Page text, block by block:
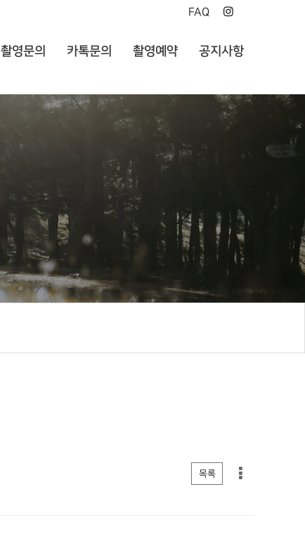
FAQ
촬영문의 카톡문의 촬영예약 공지사항
목록